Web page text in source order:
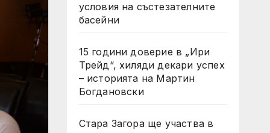
условия на състезателните
басейни
15 години доверие в „Ири
Трейд“, хиляди декари успех
– историята на Мартин
Богдановски
Стара Загора ще участва в